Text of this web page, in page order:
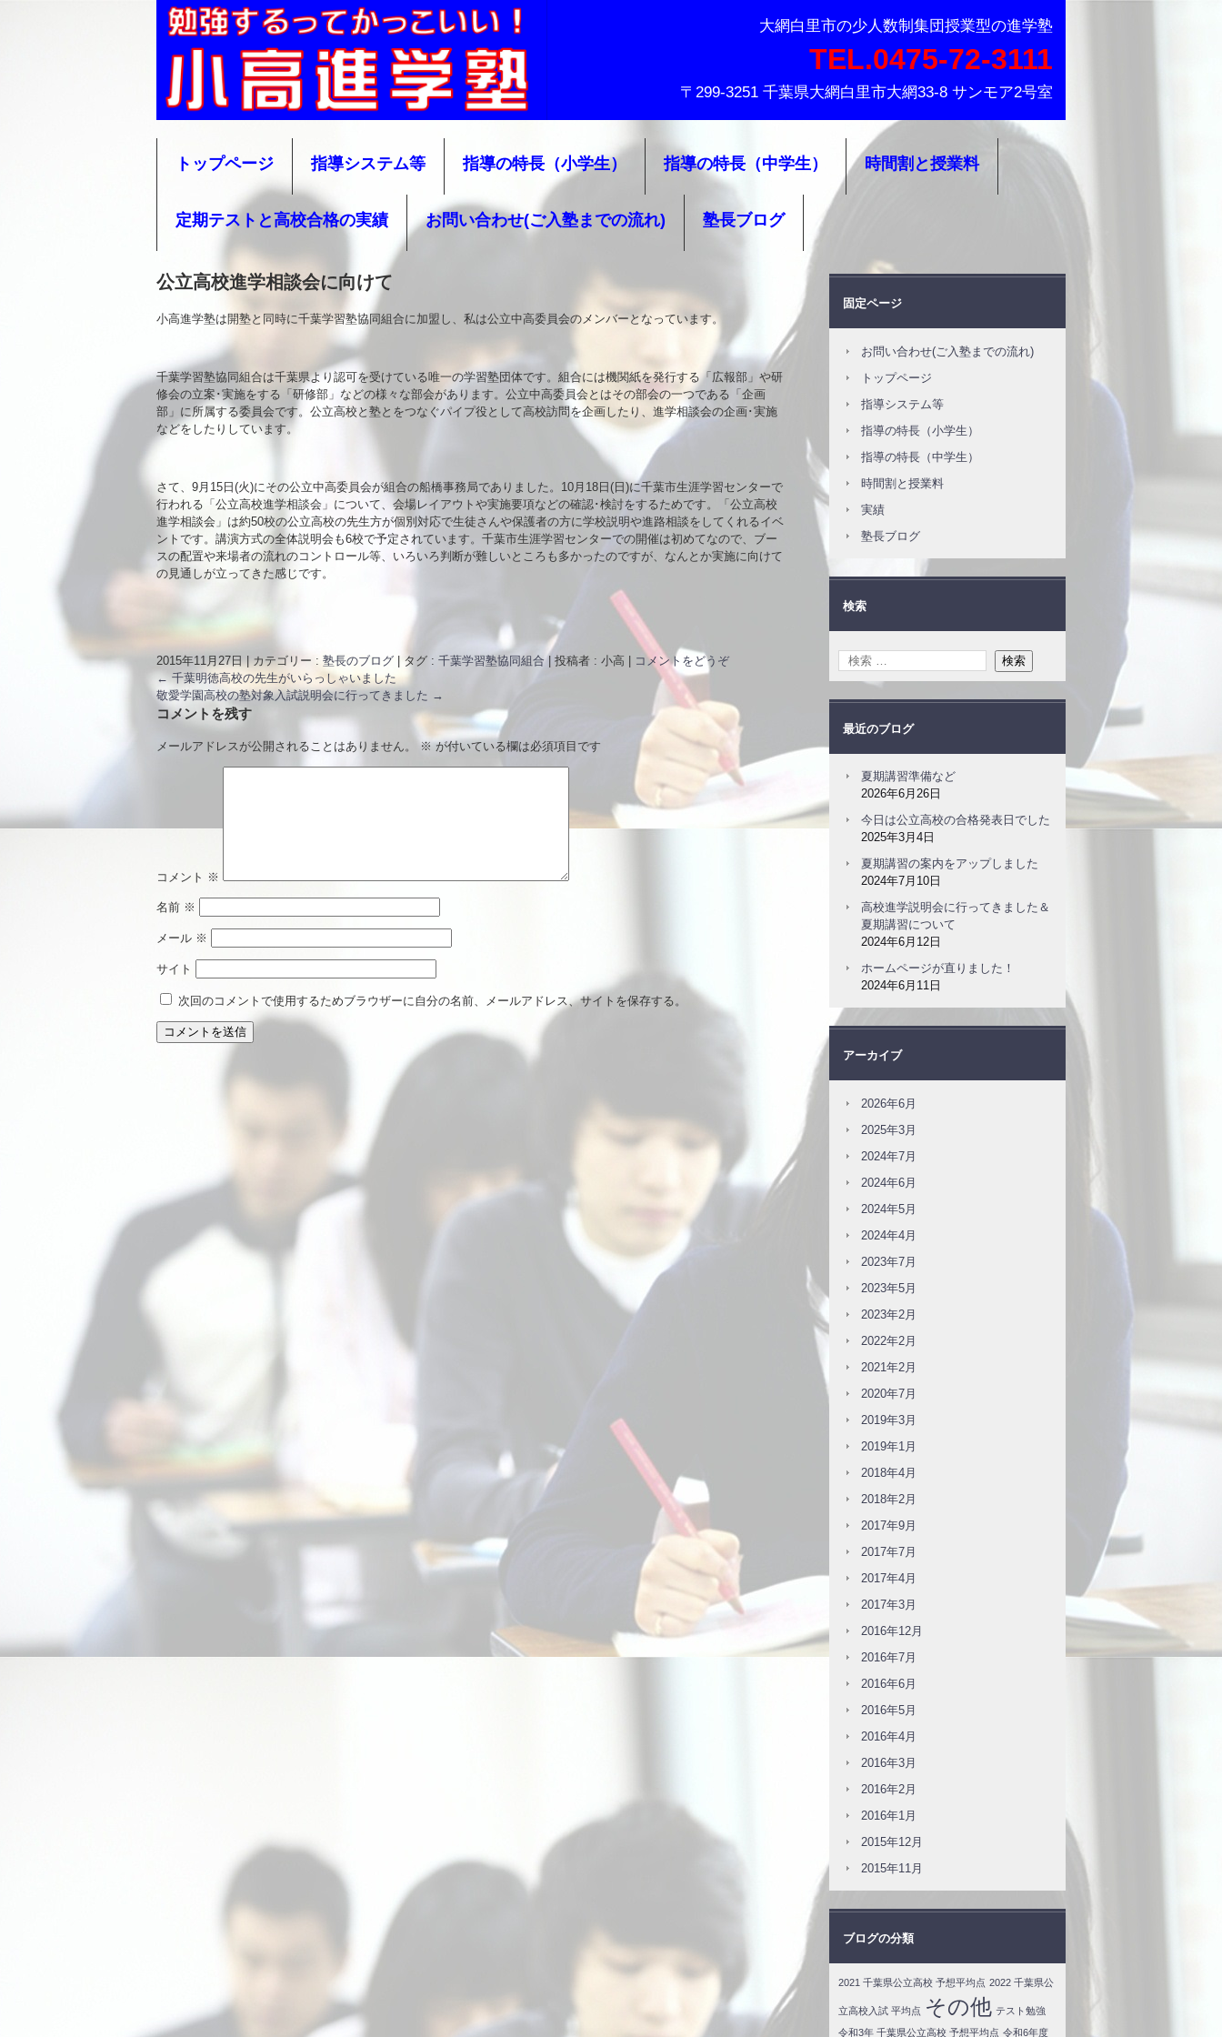
小高進学塾
大網白里市の小中学生を対象とした少人数集団授業型の進学塾
大網白里市の少人数制集団授業型の進学塾
TEL.0475-72-3111
〒299-3251 千葉県大網白里市大網33-8 サンモア2号室
トップページ 指導システム等 指導の特長（小学生） 指導の特長（中学生） 時間割と授業料
定期テストと高校合格の実績 お問い合わせ(ご入塾までの流れ) 塾長ブログ
公立高校進学相談会に向けて
小高進学塾は開塾と同時に千葉学習塾協同組合に加盟し、私は公立中高委員会のメンバーとなっています。
千葉学習塾協同組合は千葉県より認可を受けている唯一の学習塾団体です。組合には機関紙を発行する「広報部」や研
修会の立案･実施をする「研修部」などの様々な部会があります。公立中高委員会とはその部会の一つである「企画
部」に所属する委員会です。公立高校と塾とをつなぐパイプ役として高校訪問を企画したり、進学相談会の企画･実施
などをしたりしています。
さて、9月15日(火)にその公立中高委員会が組合の船橋事務局でありました。10月18日(日)に千葉市生涯学習センターで
行われる「公立高校進学相談会」について、会場レイアウトや実施要項などの確認･検討をするためです。「公立高校
進学相談会」は約50校の公立高校の先生方が個別対応で生徒さんや保護者の方に学校説明や進路相談をしてくれるイベ
ントです。講演方式の全体説明会も6校で予定されています。千葉市生涯学習センターでの開催は初めてなので、ブー
スの配置や来場者の流れのコントロール等、いろいろ判断が難しいところも多かったのですが、なんとか実施に向けて
の見通しが立ってきた感じです。
2015年11月27日 |カテゴリー : 塾長のブログ タグ : 千葉学習塾協同組合 投稿者 : 小高
コメントをどうぞ
← 千葉明徳高校の先生がいらっしゃいました
敬愛学園高校の塾対象入試説明会に行ってきました →
コメントを残す
メールアドレスが公開されることはありません。 ※が付いている欄は必須項目です
コメント ※
名前 ※
メール ※
サイト
次回のコメントで使用するためブラウザーに自分の名前、メールアドレス、サイトを保存する。
固定ページ
お問い合わせ(ご入塾までの流れ)
トップページ
指導システム等
指導の特長（小学生）
指導の特長（中学生）
時間割と授業料
実績
塾長ブログ
検索
最近のブログ
夏期講習準備など
2026年6月26日
今日は公立高校の合格発表日でした
2025年3月4日
夏期講習の案内をアップしました
2024年7月10日
高校進学説明会に行ってきました＆
夏期講習について
2024年6月12日
ホームページが直りました！
2024年6月11日
アーカイブ
2026年6月
2025年3月
2024年7月
2024年6月
2024年5月
2024年4月
2023年7月
2023年5月
2023年2月
2022年2月
2021年2月
2020年7月
2019年3月
2019年1月
2018年4月
2018年2月
2017年9月
2017年7月
2017年4月
2017年3月
2016年12月
2016年7月
2016年6月
2016年5月
2016年4月
2016年3月
2016年2月
2016年1月
2015年12月
2015年11月
ブログの分類
2021 千葉県公立高校 予想平均点 2022 千葉県公
立高校入試 平均点 その他 テスト勉強
令和3年 千葉県公立高校 予想平均点 令和6年度